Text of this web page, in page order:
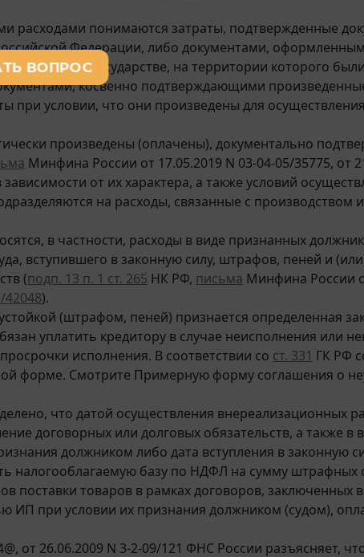
расходами понимаются затраты, подтвержденные
Федерации, либо документами,
государстве, на территории которого
косвенно подтверждающими
при условии, что они произведены для
произведены (оплачены), документально
Минфина России от 17.05.2019 N 03-04-05/35775, от
от их характера, а также условий
на расходы, связанные с производством
в частности, расходы в виде признанных
вступившего в законную силу, штрафов, пеней и
(подп. 13 п. 1 ст. 265 НК РФ, письма Минфина России
42048).
(штрафом, пеней) признается определенная
уплатить кредитору в случае неисполнения или
исполнения. В соответствии со ст. 331 ГК РФ
форме. Смотрите Примерную форму соглашения о
что датой осуществления внереализационных
договорных или долговых обязательств, а также
должником либо дата вступления в законную
налогооблагаемую базу по НДФЛ на сумму штрафных
поставки товаров в рамках договоров, заключенных в
ИП при условии их признания должником (судом),
от 26.06.2009 N 3-2-09/121 ФНС России разъясняет,